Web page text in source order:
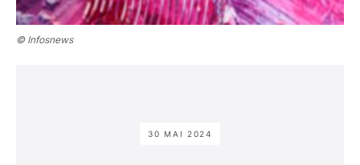
© Infosnews
30 MAI 2024